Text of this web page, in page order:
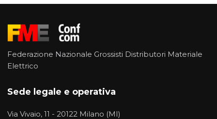
Federazione Nazionale Grossisti Distributori Materiale
Elettrico
Sede legale e operativa
Via Vivaio, 11 - 20122 Milano (MI)